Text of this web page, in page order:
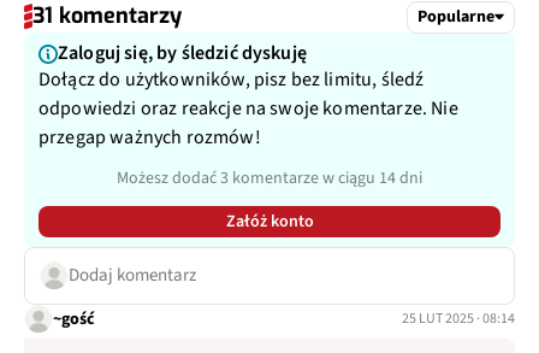
31 komentarzy Popularne
Zaloguj się, by śledzić dyskuję
Dołącz do użytkowników, pisz bez limitu, śledź
odpowiedzi oraz reakcje na swoje komentarze. Nie
przegap ważnych rozmów!
Możesz dodać 3 komentarze w ciągu 14 dni
Załóż konto
Dodaj komentarz
~gość 25 LUT 2025 · 08:14